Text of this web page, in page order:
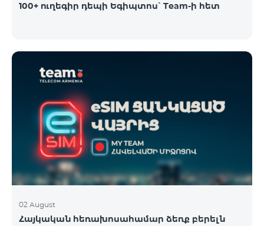
100+ ուղեգիր դեպի Եգիպտոս՝ Team-ի հետ
02 August
Հայկական հեռախոսահամար ձեռք բերելն